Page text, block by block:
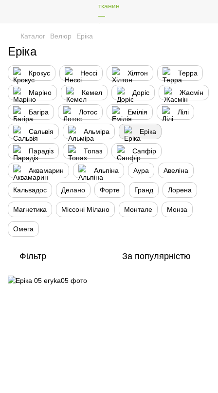
Каталог Велюр Еріка
Еріка
Крокус Нессі Хілтон Терра
Маріно Кемел Доріс Жасмін
Багіра Лотос Емiлiя Лілі
Сальвія Альміра Еріка
Парадіз Топаз Сапфір
Аквамарин Альпіна Аура Авеліна
Кальвадос Делано Форте Гранд Лорена
Магнетика Міссоні Мілано Монтале Монза
Омега
Фільтр За популярністю